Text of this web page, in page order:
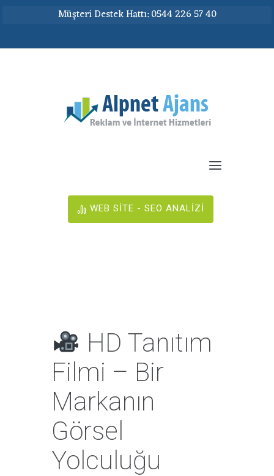
Müşteri Destek Hattı: 0544 226 57 40
WEB SİTE - SEO ANALİZİ
HD Tanıtım
Filmi – Bir
Markanın
Görsel
Yolculuğu